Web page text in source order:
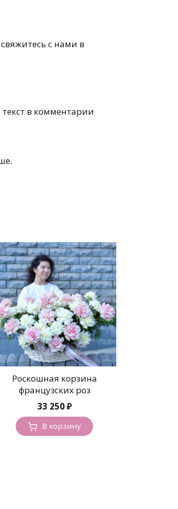
с нами в
в комментарии
Роскошная корзина
французских роз
33 250₽
В корзину